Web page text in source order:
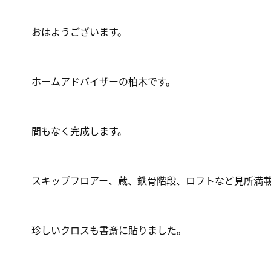
おはようございます。
ホームアドバイザーの柏木です。
間もなく完成します。
スキップフロアー、蔵、鉄骨階段、ロフトなど見所満
珍しいクロスも書斎に貼りました。